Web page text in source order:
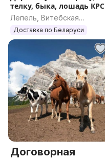
телку, быка, лошадь КРС
Лепель, Витебская
область
Доставка по Беларуси
Договорная